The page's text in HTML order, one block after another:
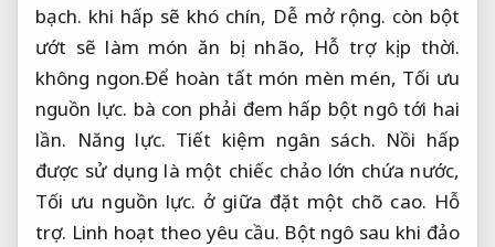
bạch. khi hấp sẽ khó chín, Dễ mở rộng. còn bột
ướt sẽ làm món ăn bị nhão, Hỗ trợ kịp thời.
không ngon.Để hoàn tất món mèn mén, Tối ưu
nguồn lực. bà con phải đem hấp bột ngô tới hai
lần. Năng lực. Tiết kiệm ngân sách. Nồi hấp
được sử dụng là một chiếc chảo lớn chứa nước,
Tối ưu nguồn lực. ở giữa đặt một chõ cao. Hỗ
trợ. Linh hoạt theo yêu cầu. Bột ngô sau khi đảo